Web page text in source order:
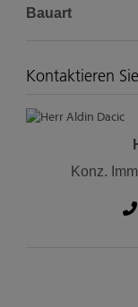
Bauart
Kontaktieren
Konz.